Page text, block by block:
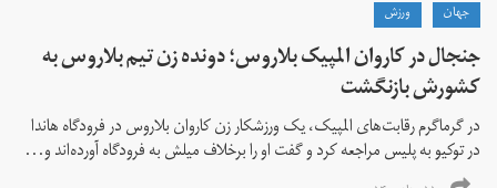
جهان ورزش
جنجال در کاروان المپیک بلاروس؛ دونده زن تیم بلاروس به
کشورش بازنگشت
در گرماگرم رقابت‌های المپیک، یک ورزشکار زن کاروان بلاروس در فرودگاه هاندا
در توکیو به پلیس مراجعه کرد و گفت او را برخلاف میلش به فرودگاه آورده‌اند و...